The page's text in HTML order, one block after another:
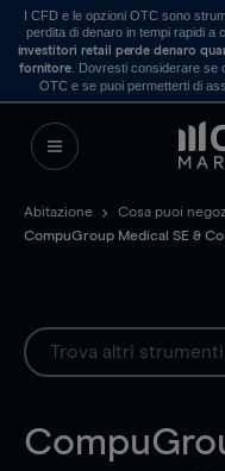
I CFD e le opzioni OTC sono
perdita di denaro in tempi rapidi a
investitori retail perde denaro
fornitore . Dovresti considerare se
OTC e se puoi permetterti di
Abitazione
Cosa puoi
CompuGroup Medical SE & Co